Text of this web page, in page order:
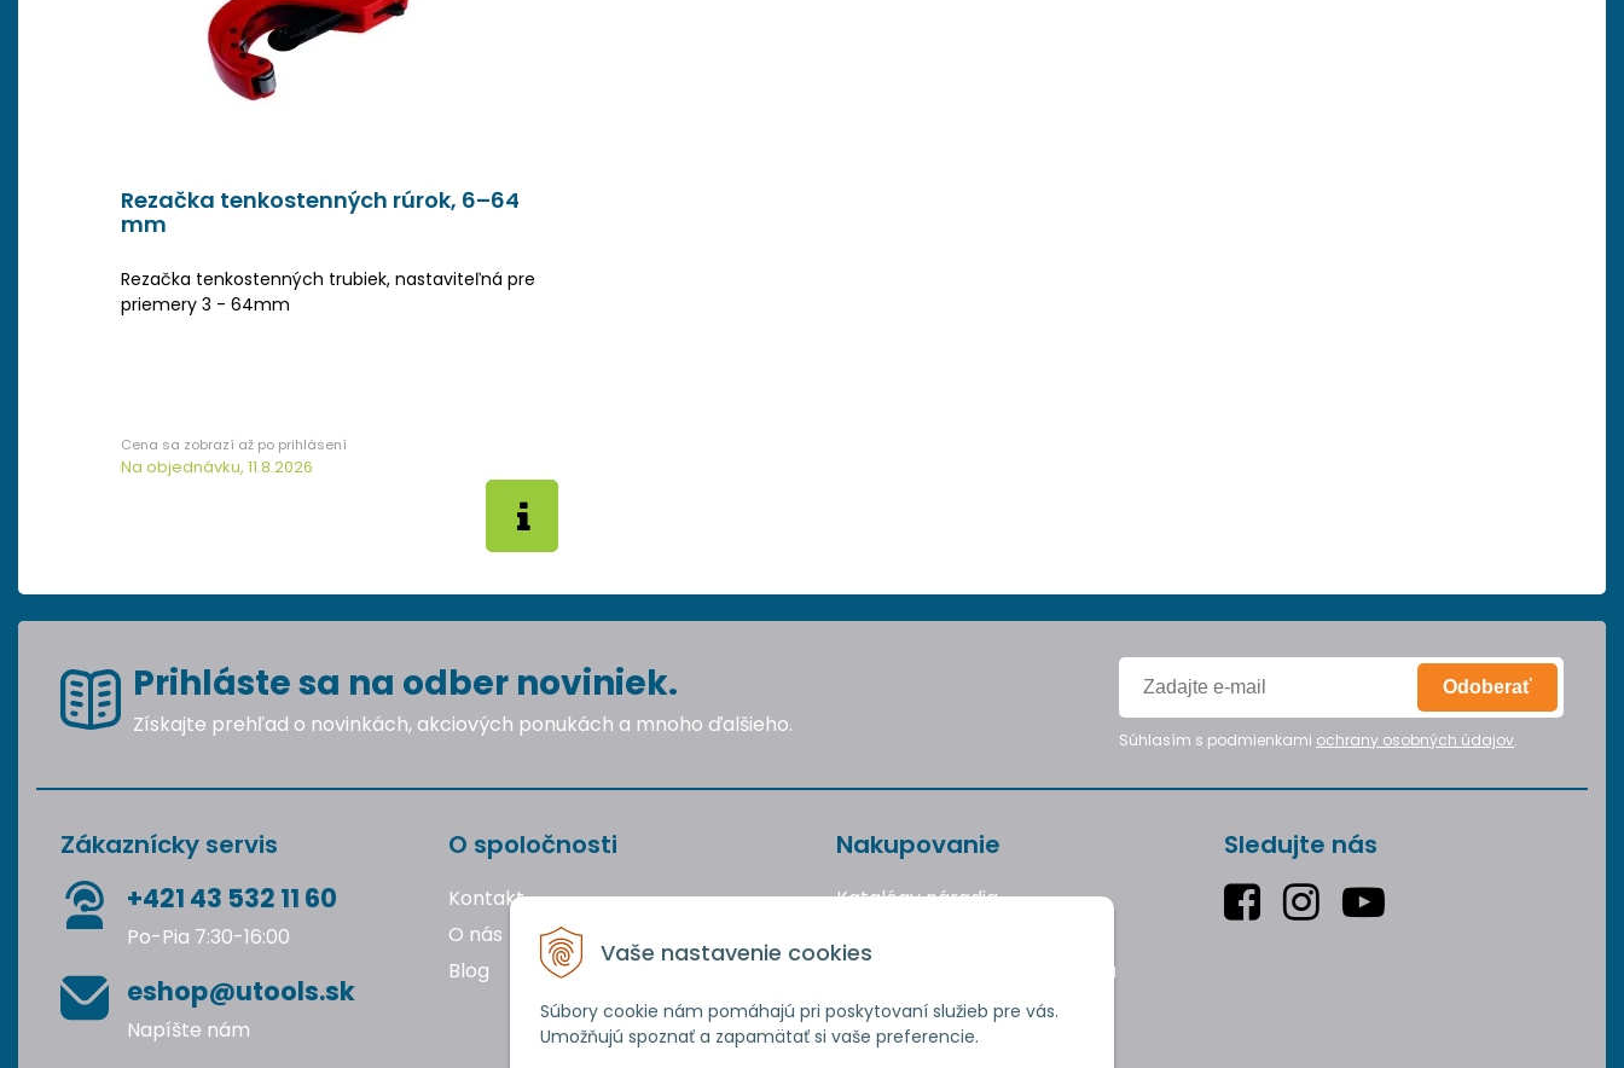
Vaše nastavenie cookies
Súbory cookie nám pomáhajú pri poskytovaní služieb pre vás.
Umožňujú spoznať a zapamätať si vaše preferencie.
Rezačka tenkostenných rúrok, 6–64
mm
Rezačka tenkostenných trubiek, nastaviteľná pre
priemery 3 - 64mm
Na objednávku, 11.8.2026
Prihláste sa na odber noviniek.
Získajte prehľad o novinkách, akciových ponukách a mnoho ďalšieho.
Odoberať
Súhlasím s podmienkami ochrany osobných údajov.
Zákaznícky servis
+421 43 532 11 60
Po-Pia 7:30-16:00
eshop@utools.sk
Napíšte nám
O spoločnosti
Kontakt
O nás
Blog
Nakupovanie
Katalógy náradia
Reklamácie a vrátenie tovaru
Ochrana osobných údajov
Používanie cookies
Sledujte nás